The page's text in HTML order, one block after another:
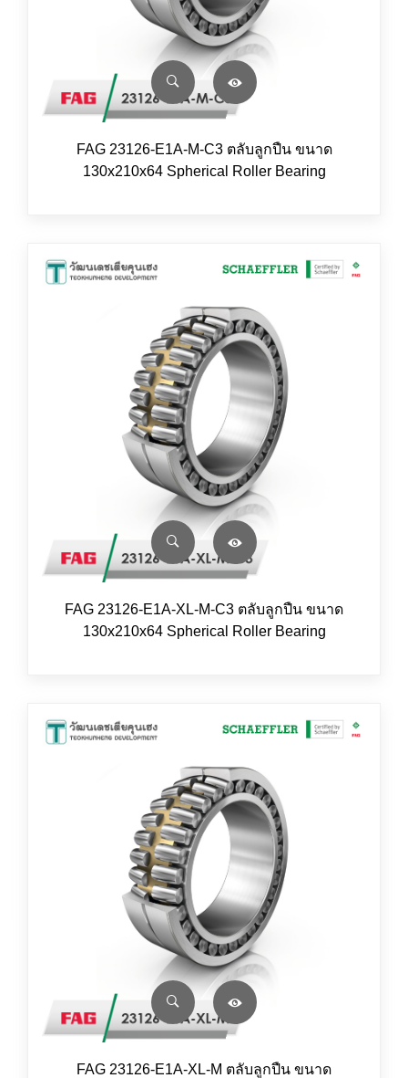
FAG 23126-E1A-M-C3 ตลับลูกปืน ขนาด
130x210x64 Spherical Roller Bearing
FAG 23126-E1A-XL-M-C3 ตลับลูกปืน ขนาด
130x210x64 Spherical Roller Bearing
FAG 23126-E1A-XL-M ตลับลูกปืน ขนาด